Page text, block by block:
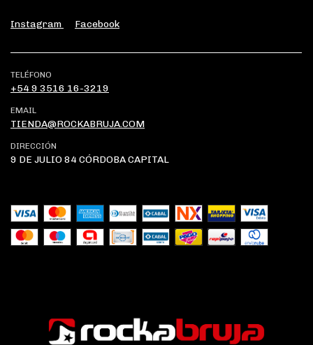
Instagram Facebook
TELÉFONO
+54 9 3516 16-3219
EMAIL
TIENDA@ROCKABRUJA.COM
DIRECCIÓN
9 DE JULIO 84 CÓRDOBA CAPITAL